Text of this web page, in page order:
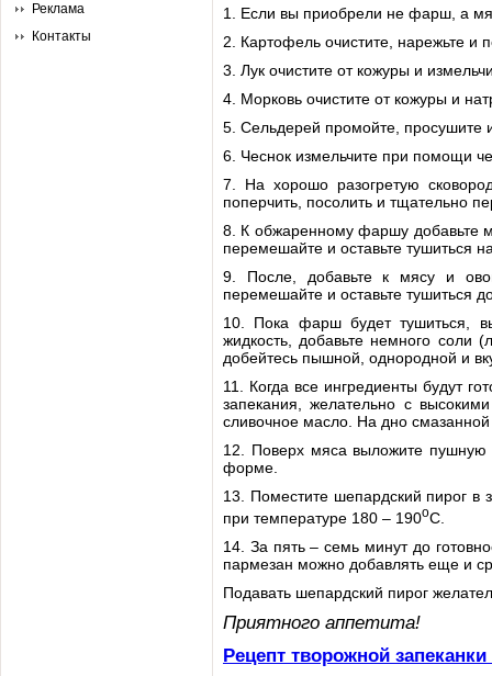
Реклама
Контакты
1. Если вы приобрели не фарш, а
2. Картофель очистите, нарежьте и
3. Лук очистите от кожуры и
4. Морковь очистите от кожуры и
5. Сельдерей промойте, просушите
6. Чеснок измельчите при помощи
7. На хорошо разогретую
поперчить, посолить и тщательно
8. К обжаренному фаршу добавьте
перемешайте и оставьте тушиться
9. После, добавьте к мясу и
перемешайте и оставьте тушиться
10. Пока фарш будет тушиться,
жидкость, добавьте немного соли
добейтесь пышной, однородной и
11. Когда все ингредиенты будут
запекания, желательно с
сливочное масло. На дно
12. Поверх мяса выложите пушную
форме.
13. Поместите шепардский пирог в
при температуре 180 – 190оС.
14. За пять – семь минут до
пармезан можно добавлять еще и
Подавать шепардский пирог
Приятного аппетита!
Рецепт творожной